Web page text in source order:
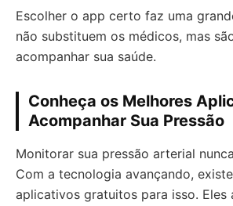
Escolher o app certo faz uma
não substituem os médicos, mas
acompanhar sua saúde.
Conheça os Melhores
Acompanhar Sua Pressão
Monitorar sua pressão arterial
Com a tecnologia avançando,
aplicativos gratuitos para isso. Eles